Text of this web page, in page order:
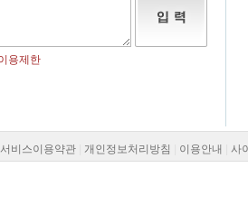
서비스이용약관 개인정보처리방침 이용안내 사